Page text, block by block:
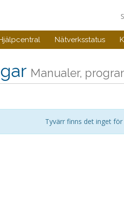
Nätverksstatus
Manualer,
Tyvärr finns det inget